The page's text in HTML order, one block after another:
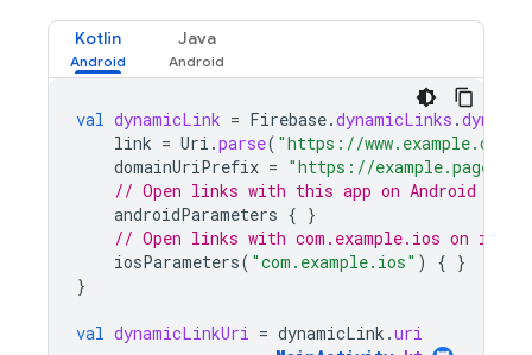
Kotlin Java
val dynamicLink = Firebase.dynamicLinks .
link = Uri .parse( "https://www.example.com/"
domainUriPrefix = "https://
// Open links with this app on Android
androidParameters { }
// Open links with com.example.ios on iOS
iosParameters( "com.example.ios" ) { }
}
val dynamicLinkUri = dynamicLink .uri